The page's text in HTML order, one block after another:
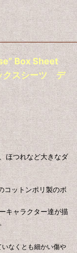
Box Sheet
クスシーツ デ
ほつれなど大きなダ
コットンポリ製のボ
キャラクター達が描
なくとも細かい傷や